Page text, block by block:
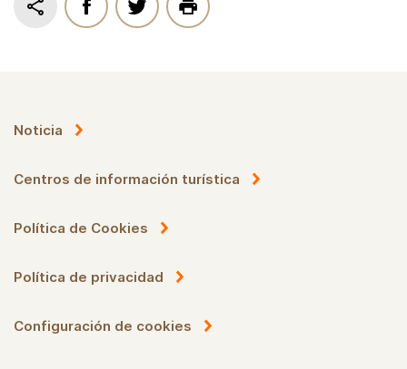
Noticia
Centros de información turística
Política de Cookies
Política de privacidad
Configuración de cookies